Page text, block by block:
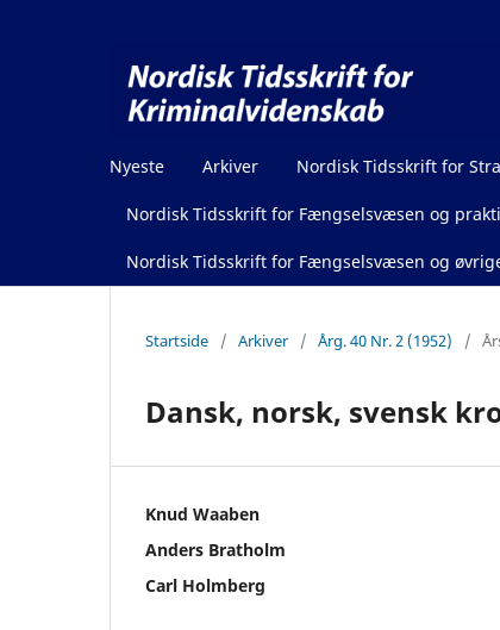
Nyeste Arkiver Nordisk Tidsskrift for
Nordisk Tidsskrift for Fængselsvæsen og
Nordisk Tidsskrift for Fængselsvæsen og
Startside / Arkiver / Årg. 40 Nr. 2 (1952) /
Dansk, norsk, svensk
Knud Waaben
Anders Bratholm
Carl Holmberg